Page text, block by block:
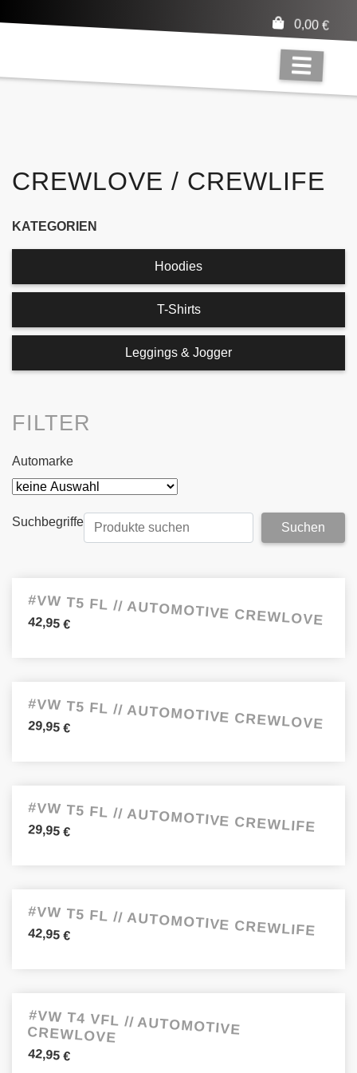
0,00€
CREWLOVE / CREWLIFE
KATEGORIEN
Hoodies
T-Shirts
Leggings & Jogger
FILTER
Automarke
Suchbegriffe
#VW T5 FL // AUTOMOTIVE CREWLOVE
42,95€
#VW T5 FL // AUTOMOTIVE CREWLOVE
29,95€
#VW T5 FL // AUTOMOTIVE CREWLIFE
29,95€
#VW T5 FL // AUTOMOTIVE CREWLIFE
42,95€
#VW T4 VFL // AUTOMOTIVE
CREWLOVE
42,95€